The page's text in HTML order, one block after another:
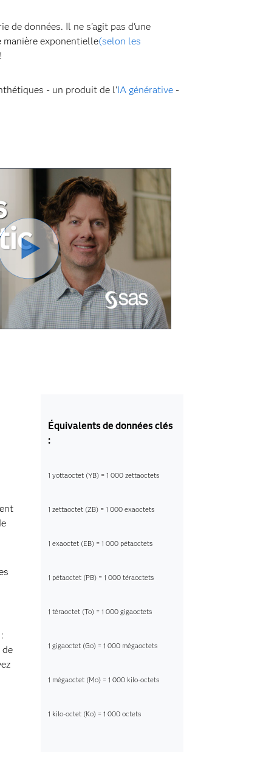
de données. Il ne s'agit pas d'une
manière exponentielle(selon les
- un produit de l'IA générative-
de
Équivalents de données clés
:
1 yottaoctet (YB) = 1 000 zettaoctets
1 zettaoctet (ZB) = 1 000 exaoctets
1 exaoctet (EB) = 1 000 pétaoctets
1 pétaoctet (PB) = 1 000 téraoctets
1 téraoctet (To) = 1 000 gigaoctets
1 gigaoctet (Go) = 1 000 mégaoctets
1 mégaoctet (Mo) = 1 000 kilo-octets
1 kilo-octet (Ko) = 1 000 octets